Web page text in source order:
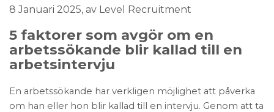
8 Januari 2025, av Level Recruitment
5 faktorer som avgör om en
arbetssökande blir kallad till en
arbetsintervju
En arbetssökande har verkligen möjlighet att påverka
om han eller hon blir kallad till en intervju. Genom att ta